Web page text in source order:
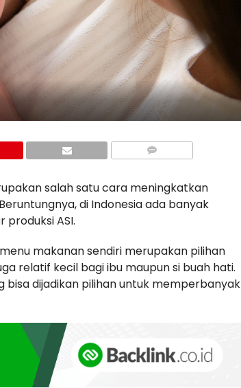
salah satu cara meningkatkan
di Indonesia ada banyak
ASI.
makanan sendiri merupakan pilihan
relatif kecil bagi ibu maupun si buah hati.
dijadikan pilihan untuk memperbanyak